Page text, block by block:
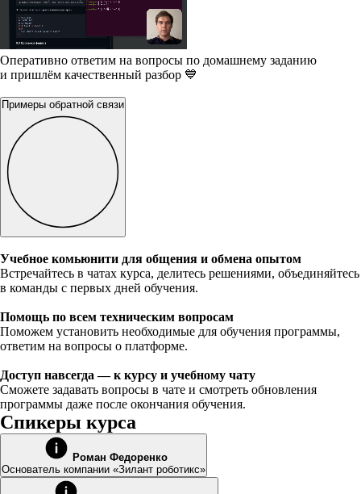
Оперативно ответим на вопросы по домашнему заданию
и пришлём качественный разбор 💙
Примеры обратной связи
Учебное комьюнити для общения и обмена опытом
Встречайтесь в чатах курса, делитесь решениями, объединяйтесь
в команды с первых дней обучения.
Помощь по всем техническим вопросам
Поможем установить необходимые для обучения программы,
ответим на вопросы о платформе.
Доступ навсегда — к курсу и учебному чату
Сможете задавать вопросы в чате и смотреть обновления
программы даже после окончания обучения.
Спикеры курса
Роман Федоренко
Основатель компании «Зилант роботикс»